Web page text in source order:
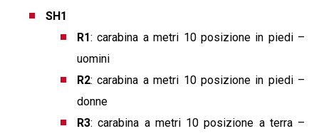
SH1
R1: carabina a metri 10 posizione in piedi –
uomini
R2: carabina a metri 10 posizione in piedi –
donne
R3: carabina a metri 10 posizione a terra –